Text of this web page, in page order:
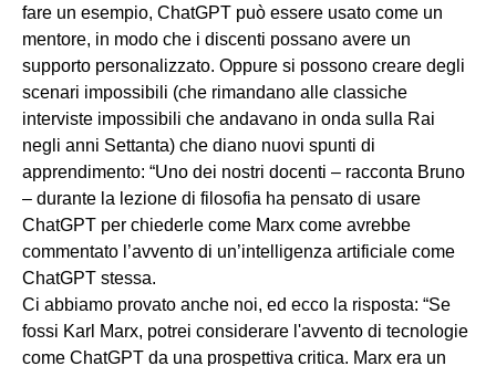
fare un esempio, ChatGPT può essere usato come un
mentore, in modo che i discenti possano avere un
supporto personalizzato. Oppure si possono creare degli
scenari impossibili (che rimandano alle classiche
interviste impossibili che andavano in onda sulla Rai
negli anni Settanta) che diano nuovi spunti di
apprendimento: “Uno dei nostri docenti – racconta Bruno
– durante la lezione di filosofia ha pensato di usare
ChatGPT per chiederle come Marx come avrebbe
commentato l’avvento di un’intelligenza artificiale come
ChatGPT stessa.
Ci abbiamo provato anche noi, ed ecco la risposta: “Se
fossi Karl Marx, potrei considerare l'avvento di tecnologie
come ChatGPT da una prospettiva critica. Marx era un